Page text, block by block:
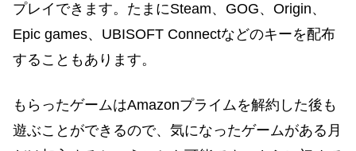
プレイできます。たまにSteam、GOG、Origin、
Epic games、UBISOFT Connectなどのキーを配布
することもあります。
もらったゲームはAmazonプライムを解約した後も
遊ぶことができるので、気になったゲームがある月